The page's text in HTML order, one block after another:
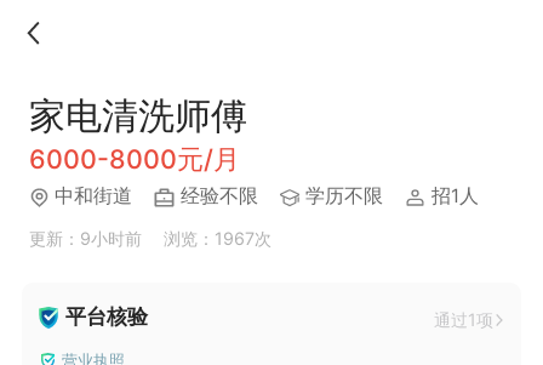
家电清洗师傅
6000-8000元/月
中和街道 经验不限 学历不限 招1人
更新：9小时前 浏览：1967次
平台核验 通过1项
营业执照